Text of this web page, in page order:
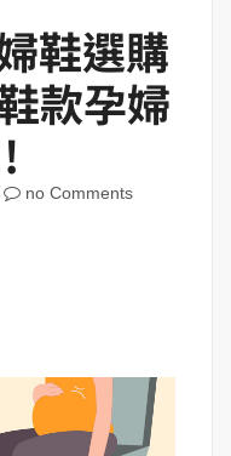
鞋選購
款孕婦
no Comments